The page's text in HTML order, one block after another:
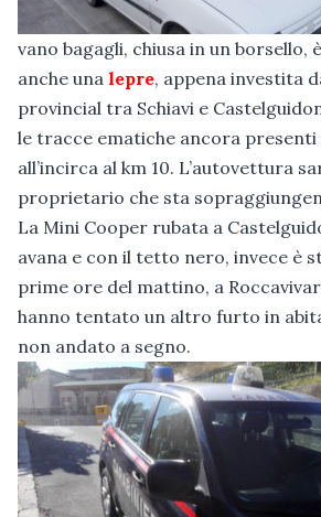
vano bagagli, chiusa in un borsello,
anche una lepre, appena investita
provincial tra Schiavi e
le tracce ematiche ancora presenti
all’incirca al km 10. L’autovettura
proprietario che sta
La Mini Cooper rubata a
avana e con il tetto nero, invece è
prime ore del mattino, a
hanno tentato un altro furto in
non andato a segno.